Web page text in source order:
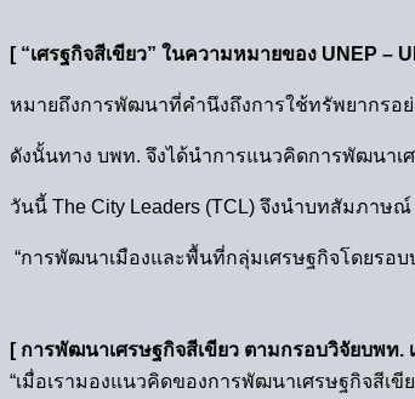
[ “เศรฐกิจสีเขียว” ในความหมายของ UNEP
หมายถึงการพัฒนาที่คำนึงถึงการใช้ทรัพยากรอ
ดังนั้นทาง บพท. จึงได้นำการแนวคิดการพัฒนาเ
วันนี้ The City Leaders (TCL) จึงนำบทสัมภา
“การพัฒนาเมืองและพื้นที่กลุ่มเศรษฐกิจโดยรอ
[ การพัฒนาเศรษฐกิจสีเขียว ตามกรอบวิจัยบพท.
“เมื่อเรามองแนวคิดของการพัฒนาเศรษฐกิจสี